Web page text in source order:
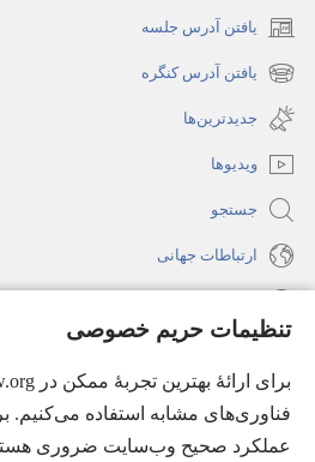
تنظیمات حریم خصوصی
فناوری‌های مشابه استفاده می‌کنیم.
عملکرد صحیح وب‌سایت ضروری
یافتن آدرس جلسه
(پنجره‌ای
جدید
می‌شود)
یافتن آدرس کنگره
(پنجره‌ای
جدید
باز
می‌شود)
جدیدترین‌ها
ویدیوها
جستجو
ارتباطات جهانی
(پنجره‌ای
جدید
می‌شود)
(پنجره‌ای